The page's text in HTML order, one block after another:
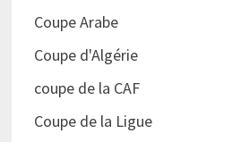
Coupe Arabe
Coupe d'Algérie
coupe de la CAF
Coupe de la Ligue